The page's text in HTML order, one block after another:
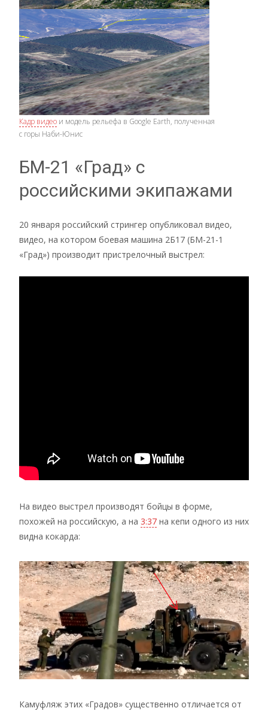
Кадр видео и модель рельефа в Google Earth, полученная
с горы Наби-Юнис
БМ-21 «Град» с
российскими экипажами
20 января российский стрингер опубликовал видео,
видео, на котором боевая машина 2Б17 (БМ-21-1
«Град») производит пристрелочный выстрел:
На видео выстрел производят бойцы в форме,
похожей на российскую, а на 3:37 на кепи одного из них
видна кокарда:
Камуфляж этих «Градов» существенно отличается от